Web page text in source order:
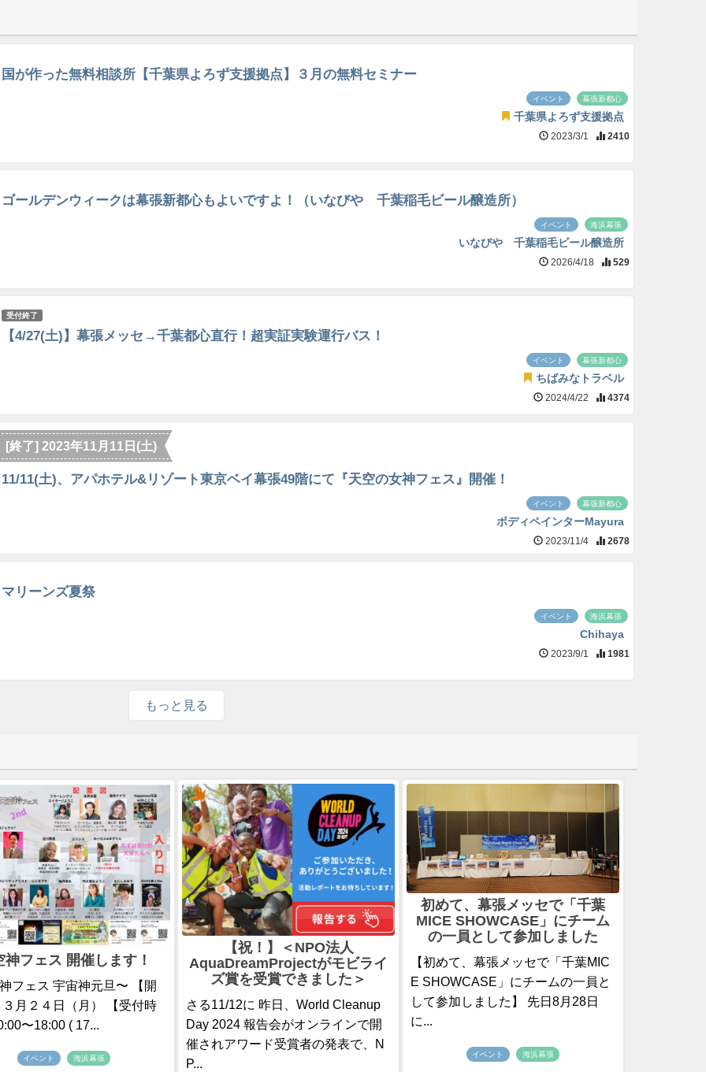
国が作った無料相談所【千葉県よろず支援拠点】３月の無料セミナー
イベント 幕張新都心
千葉県よろず支援拠点
2023/3/1 2410
ゴールデンウィークは幕張新都心もよいですよ！（いなびや 千葉稲毛ビール醸造所）
イベント 海浜幕張
いなびや 千葉稲毛ビール醸造所
2026/4/18 529
受付終了
【4/27(土)】幕張メッセ→千葉都心直行！超実証実験運行バス！
イベント 幕張新都心
ちばみなトラベル
2024/4/22 4374
[終了] 2023年11月11日(土)
11/11(土)、アパホテル&リゾート東京ベイ幕張49階にて『天空の女神フェス』開催！
イベント 幕張新都心
ボディペインターMayura
2023/11/4 2678
マリーンズ夏祭
イベント 海浜幕張
Chihaya
2023/9/1 1981
もっと見る
神フェス 開催します！
フェス 宇宙神元旦〜 【開
月２４日（月） 【受付時
〜18:00 ( 17...
イベント 海浜幕張
【祝！】＜NPO法人
AquaDreamProjectがモビライ
ズ賞を受賞できました＞
さる11/12に 昨日、World Cleanup
Day 2024 報告会がオンラインで開
催されアワード受賞者の発表で、N
P...
初めて、幕張メッセで「千葉
MICE SHOWCASE」にチーム
の一員として参加しました
【初めて、幕張メッセで「千葉MIC
E SHOWCASE」にチームの一員と
して参加しました】 先日8月28日
に...
イベント 海浜幕張